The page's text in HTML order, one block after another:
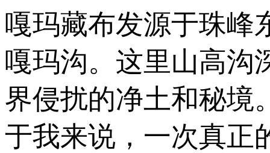
嘎玛藏布发源于珠峰
嘎玛沟。这里山高沟
界侵扰的净土和秘境
于我来说，一次真正